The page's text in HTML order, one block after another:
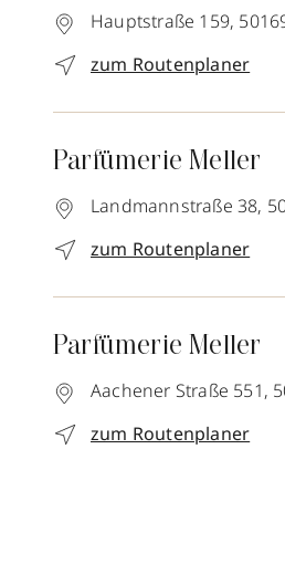
Hauptstraße 159,
zum Routenplaner
Parfümerie Meller
Landmannstraße 38,
zum Routenplaner
Parfümerie Meller
Aachener Straße 551,
zum Routenplaner